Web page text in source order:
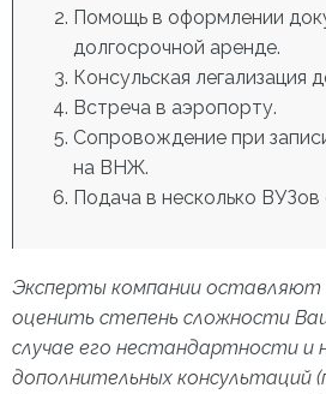
Помощь в оформлении
долгосрочной аренде.
Консульская легализация
Встреча в аэропорту.
Сопровождение при
на ВНЖ.
Подача в несколько
Эксперты компании оставляют
оценить степень сложности
случае его нестандартности и
дополнительных консультаций